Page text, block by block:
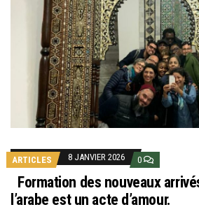
ARTICLES 8 JANVIER 2026 0
Formation des nouveaux
l’arabe est un acte d’amour.